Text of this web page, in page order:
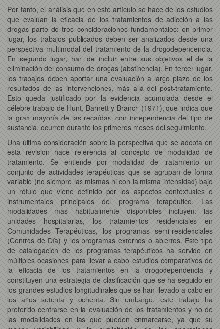
Por tanto, el análisis que en este artículo se hace de los estudios
que evalúan la eficacia de los tratamientos de adicción a las
drogas parte de tres consideraciones fundamentales: en primer
lugar, los trabajos publicados deben ser analizados desde una
perspectiva multimodal del tratamiento de la drogodependencia.
En segundo lugar, han de incluir entre sus objetivos el de la
eliminación del consumo de drogas (abstinencia). En tercer lugar,
los trabajos deben aportar una evaluación a largo plazo de los
resultados de las intervenciones, más allá del post-tratamiento.
Esto queda justificado por la evidencia acumulada desde el
célebre trabajo de Hunt, Barnett y Branch (1971), que indica que
la gran mayoría de las recaídas, con independencia del tipo de
sustancia, ocurren durante los primeros meses del seguimiento.
Una última consideración sobre la perspectiva que se adopta en
esta revisión hace referencia al concepto de modalidad de
tratamiento. Se entiende por modalidad de tratamiento un
conjunto de actividades terapéuticas que se agrupan de forma
variable (no siempre las mismas ni con la misma intensidad) bajo
un rótulo que viene definido por los aspectos contextuales o
instrumentales principales del programa terapéutico. Las
modalidades más habitualmente disponibles incluyen: las
unidades hospitalarias, los tratamientos residenciales en
Comunidades Terapéuticas, los programas semi-residenciales
(Centros de Día) y los programas externos o abiertos. Este tipo
de catalogación de los programas terapéuticos ha servido en
múltiples ocasiones para llevar a cabo estudios comparativos de
la eficacia de los tratamientos en la drogodependencia y
constituyen una estrategia de clasificación que se ha seguido en
los grandes estudios longitudinales que se han llevado a cabo en
los años setenta y ochenta. Sin embargo, este trabajo ha
preferido centrarse en la evaluación de los tratamientos y no de
las modalidades en las que pueden enmarcarse, ya que su